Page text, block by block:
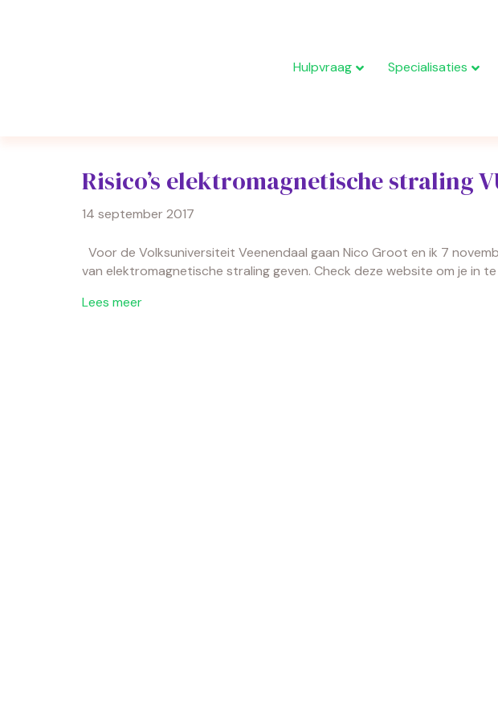
Hulpvraag Specialisaties
Risico’s elektromagnetische straling
14 september 2017
Voor de Volksuniversiteit Veenendaal gaan Nico Groot en ik 7
van elektromagnetische straling geven. Check deze website om je in te
Lees meer